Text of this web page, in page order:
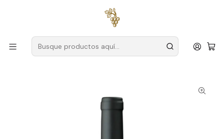
para pedidos superiores a
Productores Tajo
Granja Alorna
Quinta da Alorna Reserva Alvarinho & Viognier Tejo Branco
75cl